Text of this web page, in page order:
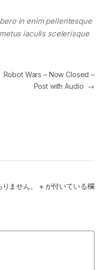
in enim pellentesque
iaculis scelerisque
Robot Wars – Now Closed –
Post with Audio →
ません。 ※が付いている欄